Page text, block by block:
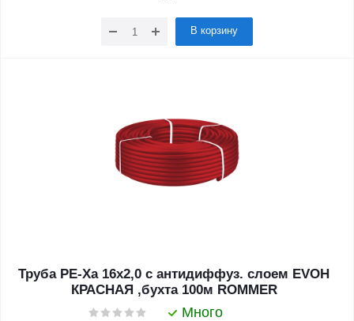
В корзину
Труба PE-Xa 16х2,0 с антидиффуз. слоем EVOH
КРАСНАЯ ,бухта 100м ROMMER
Много